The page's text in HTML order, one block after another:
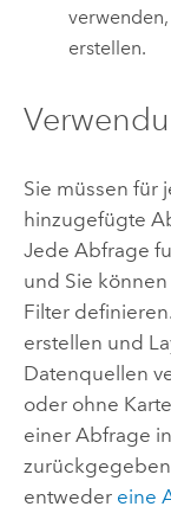
erstellen.
Sie müssen für
hinzugefügte
Jede Abfrage
und Sie
Filter
erstellen und
Datenquellen
oder ohne
einer Abfrage
entweder eine